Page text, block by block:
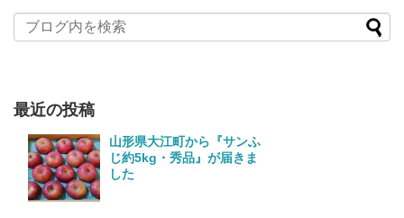
最近の投稿
山形県大江町から『サンふ
じ約5kg・秀品』が届きま
した